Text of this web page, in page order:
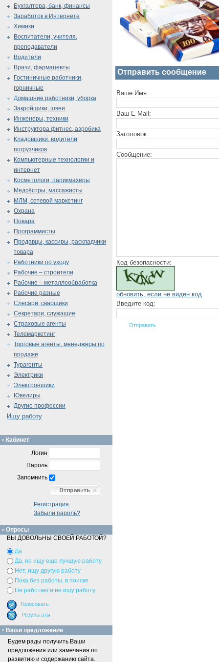
Отправить сообщение
Ваше Имя:
Ваш E-Mail:
Заголовок:
Сообщение:
Код безопасности:
обновить, если не виден код
Введите код:
Бухгалтера, банк, финансы
Заработок в Интернете
Химики
Воспитатели, учителя,
преподаватели
Водители
Врачи, фармацевты
Гостиничные работники,
горничные
Домашние работники, уборка
Закройщики, швеи
Инженеры, техники
Инструктора фитнес, аэробика
Кладовщики, водители
погрузчиков
Компьютерные технологии и
интернет
Косметологи, парикмахеры
Медсёстры, массажисты
МЛМ, сетевой маркетинг
Охрана
Повара
Программисты
Продавцы, кассиры, раскладчики
товара
Работники по уходу
Рабочие – строители
Рабочие – металлообработка
Рабочие разные
Слесари, сварщики
Секретари, служащие
Страховые агенты
Телемаркетинг
Торговые агенты, менеджеры по
продаже
Турагенты
Электрики
Электронщики
Ювелиры
Другие профессии
Ищу работу
Кабинет
Логин
Пароль
Запомнить
Регистрация
Забыли пароль?
Опросы
ВЫ ДОВОЛЬНЫ СВОЕЙ РАБОТОЙ?
Да
Да, но ищу еще лучшую работу
Нет, ищу другую работу
Пока без работы, в поиске
Не работаю и не ищу работу
Ваши предложения
Будем рады получить Ваши
предложения или замечания по
развитию и содержанию сайта.